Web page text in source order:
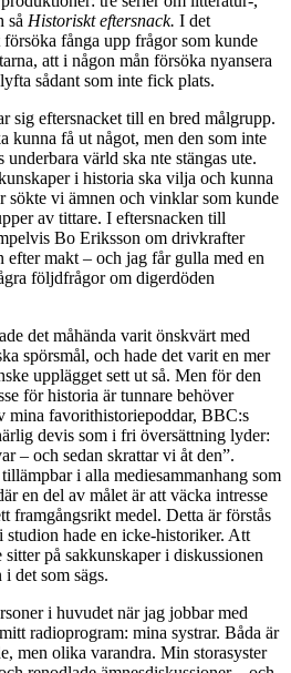
så Historiskt eftersnack. I det
fånga upp frågor som kunde
att i någon mån försöka nyansera
sådant som inte fick plats.
sig eftersnacket till en bred målgrupp.
kunna få ut något, men den som inte
värld ska nte stängas ute.
i historia ska vilja och kunna
sökte vi ämnen och vinklar som kunde
av tittare. I eftersnacken till
Bo Eriksson om drivkrafter
efter makt – och jag får gulla med en
följdfrågor om digerdöden
det måhända varit önskvärt med
spörsmål, och hade det varit en mer
upplägget sett ut så. Men för den
för historia är tunnare behöver
mina favorithistoriepoddar, BBC:s
devis som i fri översättning lyder:
– och sedan skrattar vi åt den”.
i alla mediesammanhang som
en del av målet är att väcka intresse
framgångsrikt medel. Detta är förstås
hade en icke-historiker. Att
på sakkunskaper i diskussionen
det som sägs.
i huvudet när jag jobbar med
radioprogram: mina systrar. Båda är
men olika varandra. Min storasyster